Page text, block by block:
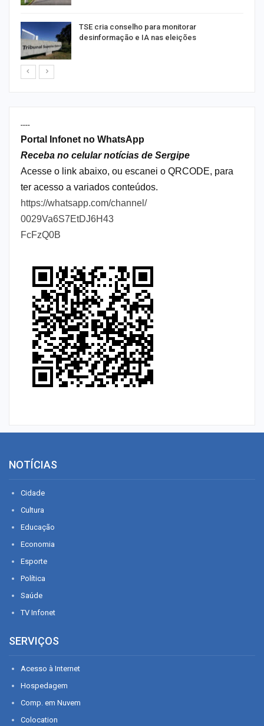
TSE cria conselho para monitorar
desinformação e IA nas eleições
----
Portal Infonet no WhatsApp
Receba no celular notícias de Sergipe
Acesse o link abaixo, ou escanei o QRCODE, para
ter acesso a variados conteúdos.
https://whatsapp.com/channel/
0029Va6S7EtDJ6H43
FcFzQ0B
NOTÍCIAS
Cidade
Cultura
Educação
Economia
Esporte
Política
Saúde
TV Infonet
SERVIÇOS
Acesso à Internet
Hospedagem
Comp. em Nuvem
Colocation